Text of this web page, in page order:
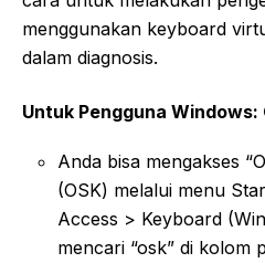
menggunakan keyboard
dalam diagnosis.
Untuk Pengguna
Anda bisa mengakses
(OSK) melalui menu
Access > Keyboard
mencari “osk” di kolom